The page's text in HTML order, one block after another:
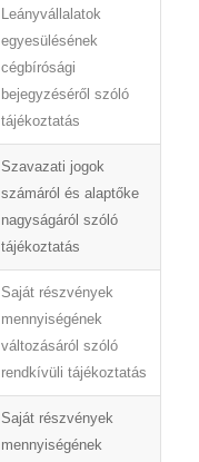
Leányvállalatok
egyesülésének
cégbírósági
bejegyzéséről szóló
tájékoztatás
Szavazati jogok
számáról és alaptőke
nagyságáról szóló
tájékoztatás
Saját részvények
mennyiségének
változásáról szóló
rendkívüli tájékoztatás
Saját részvények
mennyiségének